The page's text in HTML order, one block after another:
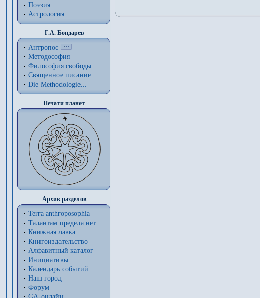
Поэзия
Астрология
Г.А. Бондарев
Антропос
Методософия
Философия cвободы
Священное писание
Die Methodologie...
Печати планет
Архив разделов
Terra anthroposophia
Талантам предела нет
Книжная лавка
Книгоиздательство
Алфавитный каталог
Инициативы
Календарь событий
Наш город
Форум